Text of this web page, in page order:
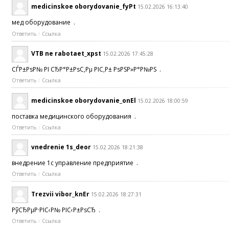
medicinskoe oborydovanie_fyPt 15.02.2026 16:13:40
мед оборудование .
Ответить Ссылка
VTB ne rabotaet_xpst 15.02.2026 17:45:28
СЃР±РѕР№ РІ СЂР°Р±РѕС‚Рµ РІС‚Р± РѕРЅР»Р°Р№РЅ .
Ответить Ссылка
medicinskoe oborydovanie_onEl 15.02.2026 18:00:59
поставка медицинского оборудования .
Ответить Ссылка
vnedrenie 1s_deor 15.02.2026 18:21:38
внедрение 1с управление предприятие .
Ответить Ссылка
Trezvii vibor_knEr 15.02.2026 18:27:31
РўСЂРµР·РІС‹Р№ РІС‹Р±РѕСЂ .
Ответить Ссылка